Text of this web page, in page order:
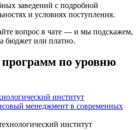
заведений с подробной
и условиях поступления.
вопрос в чате — и мы подскажем,
бюджет или платно.
программ по уровню
институт
менеджмент в современных